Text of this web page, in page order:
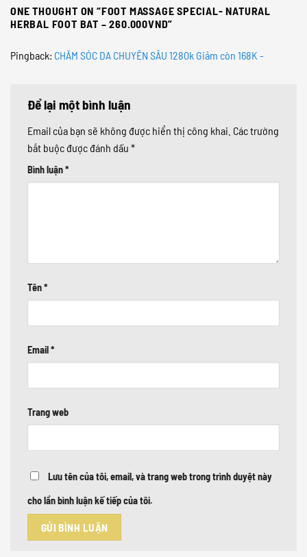
ONE THOUGHT ON “FOOT MASSAGE SPECIAL- NATURAL
HERBAL FOOT BAT – 260.000VND”
Pingback: CHĂM SÓC DA CHUYÊN SÂU 1280k Giảm còn 168K -
Để lại một bình luận
Email của bạn sẽ không được hiển thị công khai. Các trường
bắt buộc được đánh dấu *
Bình luận*
Tên*
Email*
Trang web
Lưu tên của tôi, email, và trang web trong trình duyệt này
cho lần bình luận kế tiếp của tôi.